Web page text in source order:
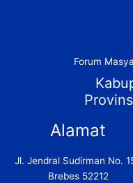
Forum
Alamat
Jl. Jendral Sudirman No.
Brebes 52212